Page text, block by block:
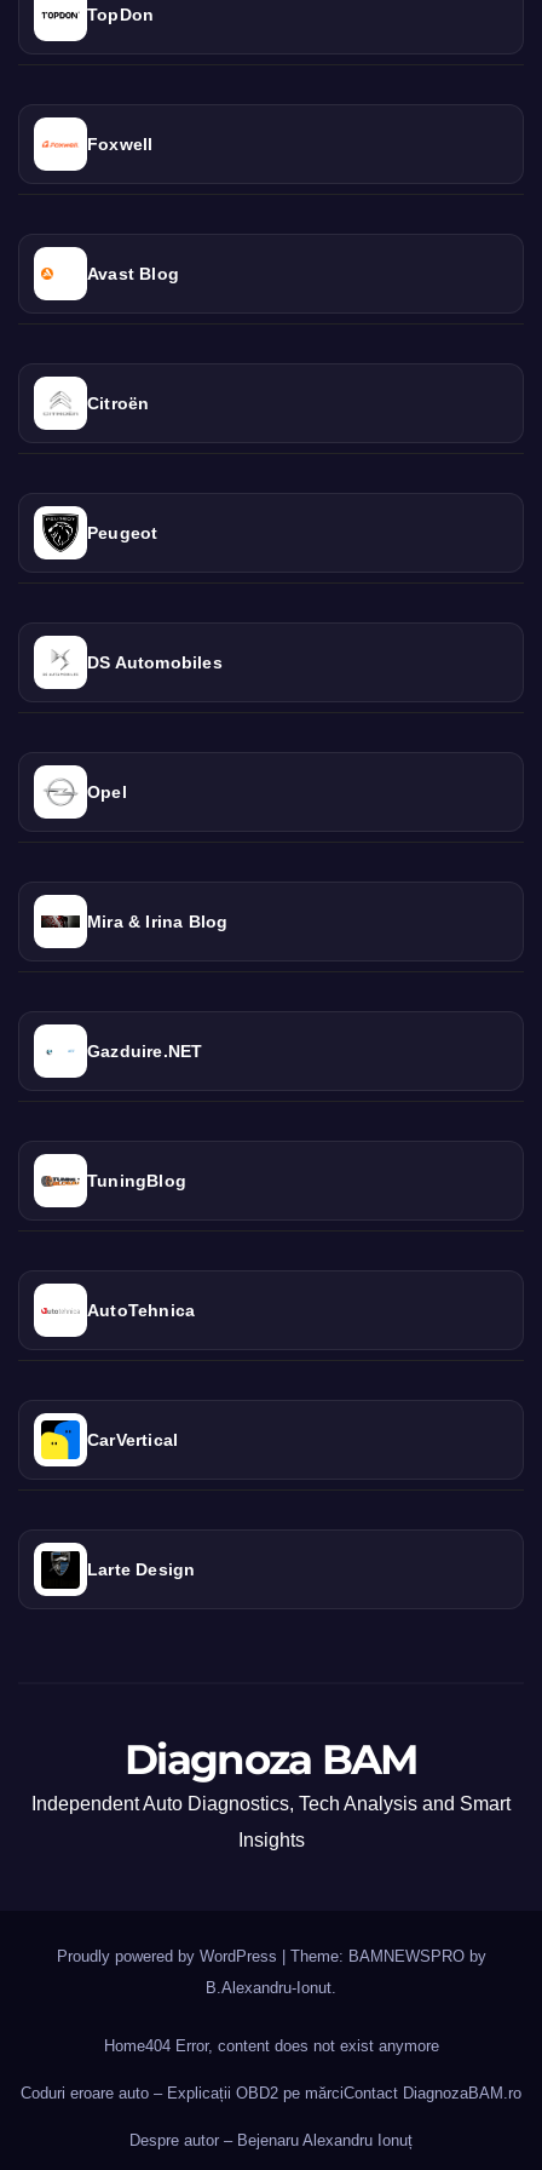
TopDon
Foxwell
Avast Blog
Citroën
Peugeot
DS Automobiles
Opel
Mira & Irina Blog
Gazduire.NET
TuningBlog
AutoTehnica
CarVertical
Larte Design
Diagnoza BAM
Independent Auto Diagnostics, Tech Analysis and Smart
Insights
Proudly powered by WordPress
Theme: BAMNEWSPRO by
B.Alexandru-Ionut.
Home404 Error, content does not exist anymore
Coduri eroare auto – Explicații OBD2 pe mărciContact DiagnozaBAM.ro
Despre autor – Bejenaru Alexandru Ionuț